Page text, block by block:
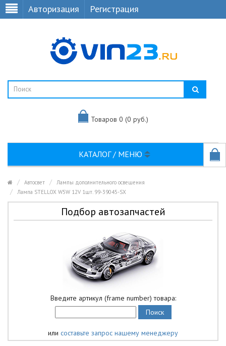
Авторизация Регистрация
Товаров 0 (0 руб.)
КАТАЛОГ / МЕНЮ
Автосвет
Лампы дополнительного освещения
Лампа STELLOX W5W 12V 1шт. 99-39045-SX
Подбор автозапчастей
Введите артикул (frame number) товара:
или составьте запрос нашему менеджеру